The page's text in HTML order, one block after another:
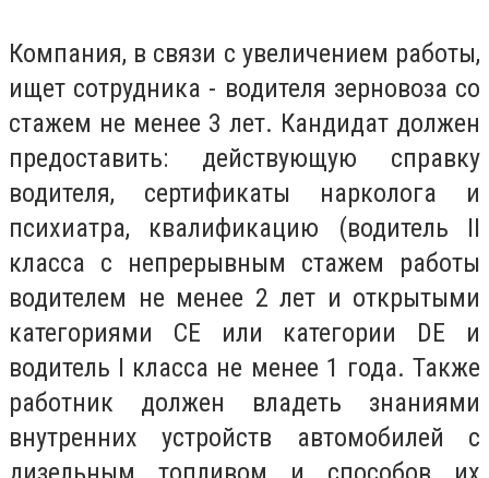
Компания, в связи с увеличением работы,
ищет сотрудника - водителя зерновоза со
стажем не менее 3 лет. Кандидат должен
предоставить: действующую справку
водителя, сертификаты нарколога и
психиатра, квалификацию (водитель II
класса с непрерывным стажем работы
водителем не менее 2 лет и открытыми
категориями СЕ или категории DЕ и
водитель I класса не менее 1 года. Также
работник должен владеть знаниями
внутренних устройств автомобилей с